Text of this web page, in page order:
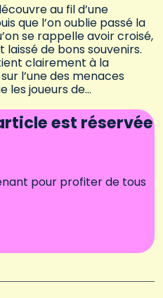
au fil d’une
que l’on oublie passé la
se rappelle avoir croisé,
de bons souvenirs.
clairement à la
l’une des menaces
les joueurs de…
est réservée
pour profiter de tous